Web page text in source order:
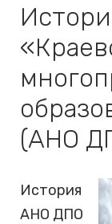
(АНО
История
АНО ДПО